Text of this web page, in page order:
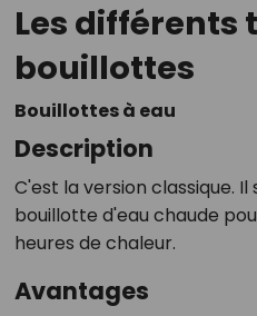
Les différents
bouillottes
Bouillottes à eau
Description
C'est la version classique.
bouillotte d'eau chaude
heures de chaleur.
Avantages